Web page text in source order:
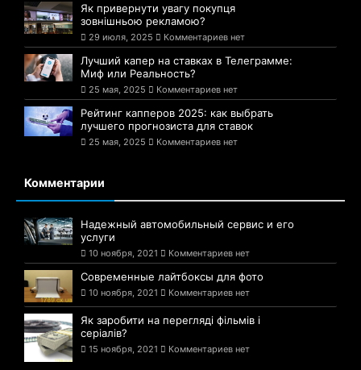
Як привернути увагу покупця
зовнішньою рекламою?
29 июля, 2025 Комментариев нет
Лучший капер на ставках в Телеграмме:
Миф или Реальность?
25 мая, 2025 Комментариев нет
Рейтинг капперов 2025: как выбрать
лучшего прогнозиста для ставок
25 мая, 2025 Комментариев нет
Комментарии
Надежный автомобильный сервис и его
услуги
10 ноября, 2021 Комментариев нет
Современные лайтбоксы для фото
10 ноября, 2021 Комментариев нет
Як заробити на перегляді фільмів і
серіалів?
15 ноября, 2021 Комментариев нет